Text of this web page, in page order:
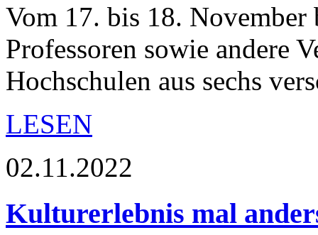
Vom 17. bis 18. November
Professoren sowie andere
Hochschulen aus sechs
LESEN
02.11.2022
Kulturerlebnis mal